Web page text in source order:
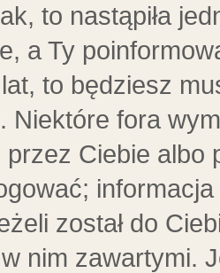
to nastąpiła
a Ty
to będziesz
Niektóre fora
Ciebie albo
został do
nim zawartymi.